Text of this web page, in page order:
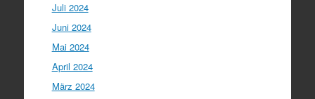
Juli 2024
Juni 2024
Mai 2024
April 2024
März 2024